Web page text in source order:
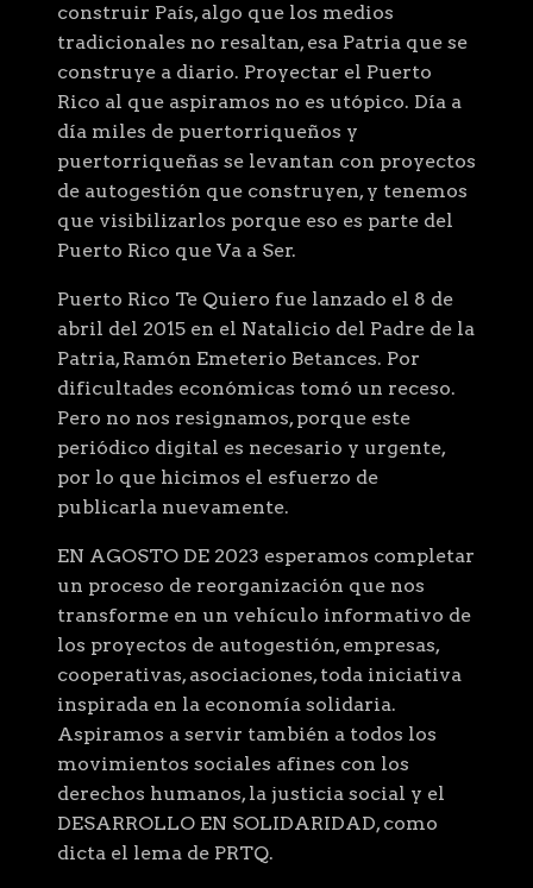
construir País, algo que los medios
tradicionales no resaltan, esa Patria que se
construye a diario. Proyectar el Puerto
Rico al que aspiramos no es utópico. Día a
día miles de puertorriqueños y
puertorriqueñas se levantan con proyectos
de autogestión que construyen, y tenemos
que visibilizarlos porque eso es parte del
Puerto Rico que Va a Ser.
Puerto Rico Te Quiero fue lanzado el 8 de
abril del 2015 en el Natalicio del Padre de la
Patria, Ramón Emeterio Betances. Por
dificultades económicas tomó un receso.
Pero no nos resignamos, porque este
periódico digital es necesario y urgente,
por lo que hicimos el esfuerzo de
publicarla nuevamente.
EN AGOSTO DE 2023 esperamos completar
un proceso de reorganización que nos
transforme en un vehículo informativo de
los proyectos de autogestión, empresas,
cooperativas, asociaciones, toda iniciativa
inspirada en la economía solidaria.
Aspiramos a servir también a todos los
movimientos sociales afines con los
derechos humanos, la justicia social y el
DESARROLLO EN SOLIDARIDAD, como
dicta el lema de PRTQ.